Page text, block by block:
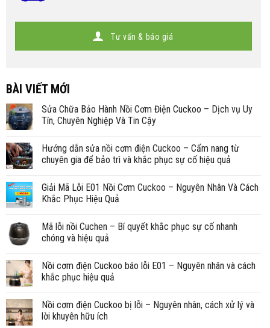
Tư vấn & báo giá
BÀI VIẾT MỚI
Sửa Chữa Bảo Hành Nồi Cơm Điện Cuckoo – Dịch vụ Uy
Tín, Chuyên Nghiệp Và Tin Cậy
Hướng dẫn sửa nồi cơm điện Cuckoo – Cẩm nang từ
chuyên gia để bảo trì và khắc phục sự cố hiệu quả
Giải Mã Lỗi E01 Nồi Cơm Cuckoo – Nguyên Nhân Và Cách
Khắc Phục Hiệu Quả
Mã lỗi nồi Cuchen – Bí quyết khắc phục sự cố nhanh
chóng và hiệu quả
Nồi cơm điện Cuckoo báo lỗi E01 – Nguyên nhân và cách
khắc phục hiệu quả
Nồi cơm điện Cuckoo bị lỗi – Nguyên nhân, cách xử lý và
lời khuyên hữu ích